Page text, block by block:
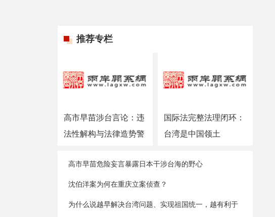
推荐专栏
高市早苗涉台言论：违
法性解构与法律造势警
国际法完整法理闭环：
台湾是中国领土
高市早苗危险妄言暴露日本干涉台海的野心
沈伯洋案为何在重庆立案侦查？
为什么说越早解决台湾问题、实现祖国统一，越有利于